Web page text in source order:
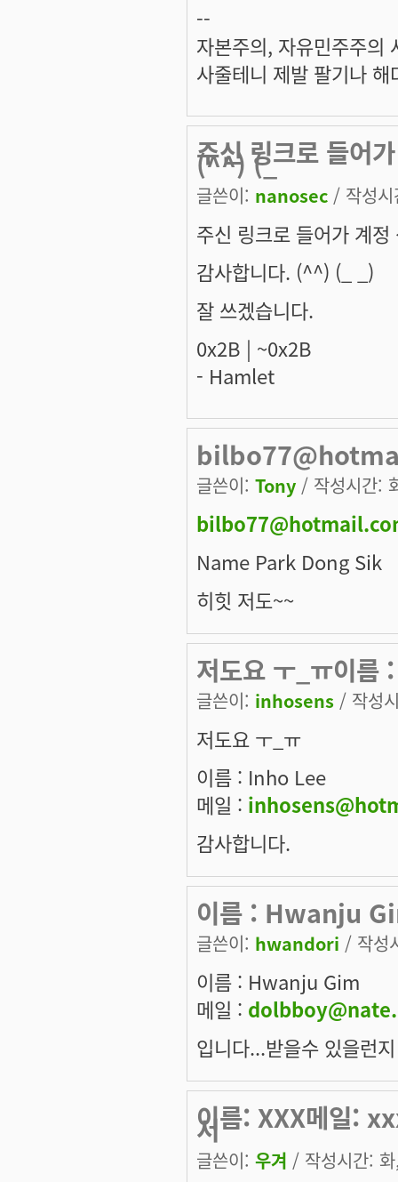
--
자본주의, 자유민주주의
사줄테니 제발 팔기나
주신 링크로 들어
(^^) (_
글쓴이: nanosec / 작성
주신 링크로 들어가 계
감사합니다. (^^) (_ _)
잘 쓰겠습니다.
0x2B | ~0x2B
- Hamlet
글쓴이: Tony / 작성시간:
Name Park Dong Sik
히힛 저도~~
저도요 ㅜ_ㅠ이
글쓴이: inhosens / 작성
저도요 ㅜ_ㅠ
이름 : Inho Lee
메일 :
감사합니다.
이름 : Hwanju
글쓴이: hwandori / 작성
이름 : Hwanju Gim
메일 :
입니다...받을수 있을런
이름: XXX메일:
서
글쓴이: 우겨 / 작성시간: